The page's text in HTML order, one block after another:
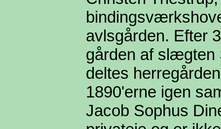
avlsgården. Efter
gården af slægten
deltes
1890'erne igen
Jacob Sophus